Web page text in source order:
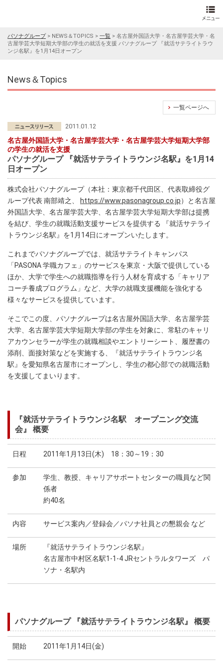
パソナグループ> NEWS＆TOPICS > 一覧 > 名古屋外国語大学・名古屋学芸大学・名
古屋学芸大学短期大学部の学生の就活を支援 パソナグループ 『就活サテライトラウ
ンジ名駅』を1月14日オープン
News＆Topics
一覧ページへ
2011.01.12
名古屋外国語大学・名古屋学芸大学・名古屋学芸大学短期大学部
の学生の就活を支援
パソナグループ 『就活サテライトラウンジ名駅』を1月14
日オープン
株式会社パソナグループ（本社：東京都千代田区、代表取締役グ
ループ代表 南部靖之、
https://www.pasonagroup.co.jp）と名古屋
外国語大学、名古屋学芸大学、名古屋学芸大学短期大学部は提携
を結び、学生の就職活動支援サービスを提供する 『就活サテライ
トラウンジ名駅』を1月14日にオープンいたします。
これまでパソナグループでは、就活サテライトキャンパス
「PASONA 学職カフェ」のサービスを東京・大阪で提供している
ほか、大学で学生への就職指導を行う人材を育成する「キャリア
コーチ養成プログラム」など、大学の就職支援機能を強化する
様々なサービスを提供しています。
そこでこの度、パソナグループは名古屋外国語大学、名古屋学芸
大学、名古屋学芸大学短期大学部の学生を対象に、常駐のキャリ
アカウンセラーが学生の就職相談やエントリーシート、履歴書の
添削、面接対策などを実施する、『就活サテライトラウンジ名
駅』を愛知県名古屋市にオープンし、学生の都心部での就職活動
を支援してまいります。
『就活サテライトラウンジ名駅 オープニング交流
会』 概要
日程 2011年1月13日(木) 18：30～19：30
参加
学生、教授、キャリアサポートセンターの職員など関
係者
約40名
内容 サービス案内／登録会／パソナ社員との懇親会 など
場所
『就活サテライトラウンジ名駅』
名古屋市中村区名駅1-1-4 JRセントラルタワーズ パ
ソナ・名駅内
パソナグループ 『就活サテライトラウンジ名駅』 概要
開始 2011年1月14日(金)